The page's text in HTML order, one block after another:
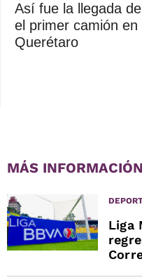
Así fue la llegada
el primer camión
Querétaro
MÁS INFORMACIÓN
Liga